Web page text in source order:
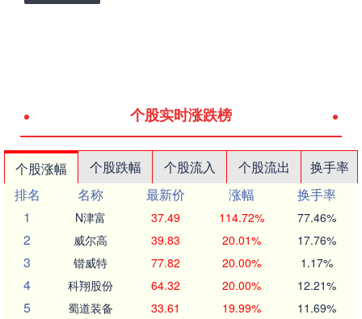
个股实时涨跌榜
个股涨幅 个股跌幅 个股流入 个股流出
换手率
排名
名称 最新价 涨幅
换手率
1
N津富 37.49 114.72% 77.46%
2 威尔高 39.83 20.01% 17.76%
3 锴威特 77.82 20.00% 1.17%
4 科翔股份 64.32 20.00% 12.21%
5 蜀道装备 33.61 19.99% 11.69%